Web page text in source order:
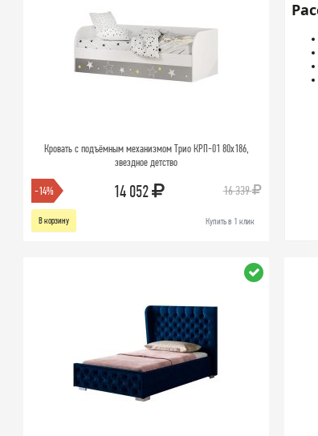
Кровать с подъёмным механизмом Трио КРП-01 80х186,
звездное детство
-14% 14 052 16 339
В корзину Купить в 1 клик